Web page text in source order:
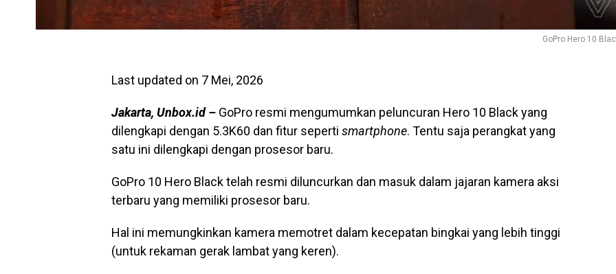
GoPro Hero 10
Last updated on 7 Mei, 2026
Jakarta, Unbox.id – GoPro resmi mengumumkan peluncuran Hero 10 Black yang
dilengkapi dengan 5.3K60 dan fitur seperti smartphone. Tentu saja perangkat yang
satu ini dilengkapi dengan prosesor baru.
GoPro 10 Hero Black telah resmi diluncurkan dan masuk dalam jajaran kamera aksi
terbaru yang memiliki prosesor baru.
Hal ini memungkinkan kamera memotret dalam kecepatan bingkai yang lebih tinggi
(untuk rekaman gerak lambat yang keren).